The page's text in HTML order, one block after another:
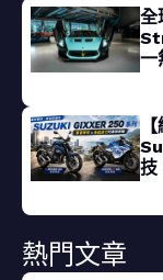
全
一
技
熱門文章